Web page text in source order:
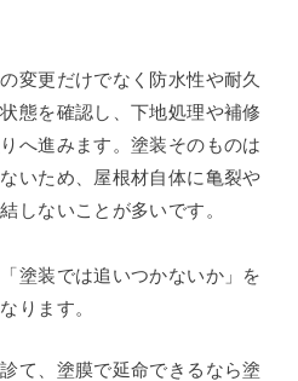
変更だけでなく防水性や耐久
態を確認し、下地処理や補修
へ進みます。塗装そのものは
いため、屋根材自体に亀裂や
しないことが多いです。
塗装では追いつかないか」を
ります。
て、塗膜で延命できるなら塗